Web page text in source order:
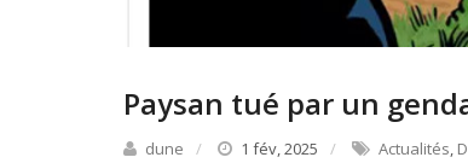
Paysan tué par un
dune 1 fév, 2025 Actualités,